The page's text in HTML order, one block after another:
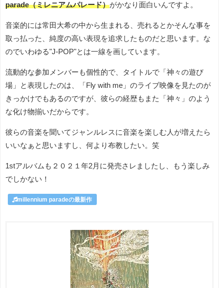
parade（ミレニアムパレード）がかなり面白いんですよ。
音楽的には常田大希の中から生まれる、売れるとかそんな事を
取っ払った、純度の高い表現を追求したものだと思います。な
のでいわゆる"J-POP"とは一線を画しています。
流動的な参加メンバーも個性的で、タイトルで「神々の遊び
場」と表現したのは、「Fly with me」のライブ映像を見たのが
きっかけでもあるのですが、彼らの経歴もまた「神々」のよう
な化け物揃いだからです。
彼らの音楽を聞いてジャンルレスに音楽を楽しむ人が増えたら
いいなぁと思いますし、何より布教したい。笑
1stアルバムも２０２１年2月に発売さレましたし、もう楽しみ
でしかない！
millennium paradeの最新作